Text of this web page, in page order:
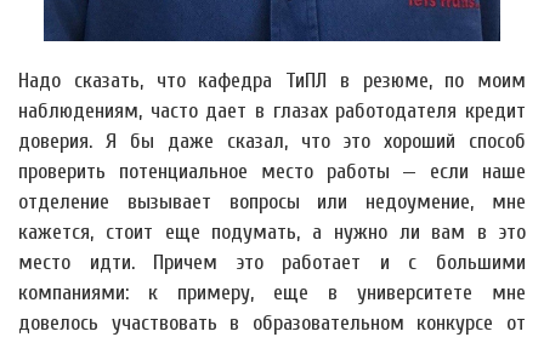
Надо сказать, что кафедра ТиПЛ в резюме, по моим
наблюдениям, часто дает в глазах работодателя кредит
доверия. Я бы даже сказал, что это хороший способ
проверить потенциальное место работы — если наше
отделение вызывает вопросы или недоумение, мне
кажется, стоит еще подумать, а нужно ли вам в это
место идти. Причем это работает и с большими
компаниями: к примеру, еще в университете мне
довелось участвовать в образовательном конкурсе от